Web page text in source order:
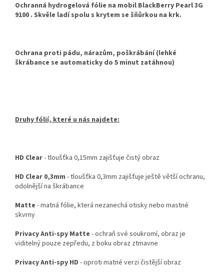
Ochranná hydrogelová fólie na mobil BlackBerry Pearl 3G
9100 . Skvěle ladí spolu s krytem se šňůrkou na krk.
Ochrana proti pádu, nárazům, poškrábání (lehké
škrábance se automaticky do 5 minut zatáhnou)
Druhy fólií, které u nás najdete:
HD Clear- tloušťka 0,15mm zajišťuje čistý obraz
HD Clear 0,3mm - tloušťka 0,3mm zajišťuje ještě větší ochranu,
odolnější na škrábance
Matte - matná fólie, která nezanechá otisky nebo mastné
skvrny
Privacy Anti-spy Matte - ochraň své soukromí, obraz je
viditelný pouze zepředu, z boku obraz ztmavne
Privacy Anti-spy HD - oproti matné verzi čistější obraz